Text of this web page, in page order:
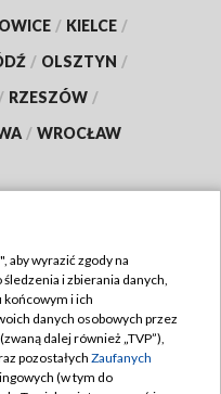
/ KIELCE /
/ OLSZTYN /
/ RZESZÓW /
/ WROCŁAW
TVP
aby wyrazić zgody na
i zbierania danych,
końcowym i ich
danych osobowych przez
dalej również „TVP”),
pozostałych Zaufanych
(w tym do